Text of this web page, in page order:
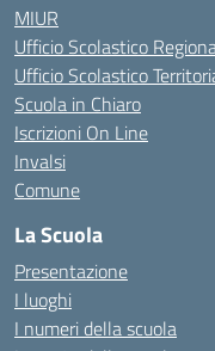
MIUR
Ufficio Scolastico
Ufficio Scolastico
Scuola in Chiaro
Iscrizioni On Line
Invalsi
Comune
La Scuola
Presentazione
I luoghi
I numeri della scuola